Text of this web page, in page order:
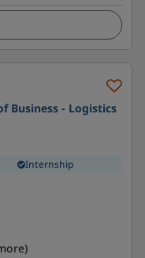
Business - Logistics
Internship